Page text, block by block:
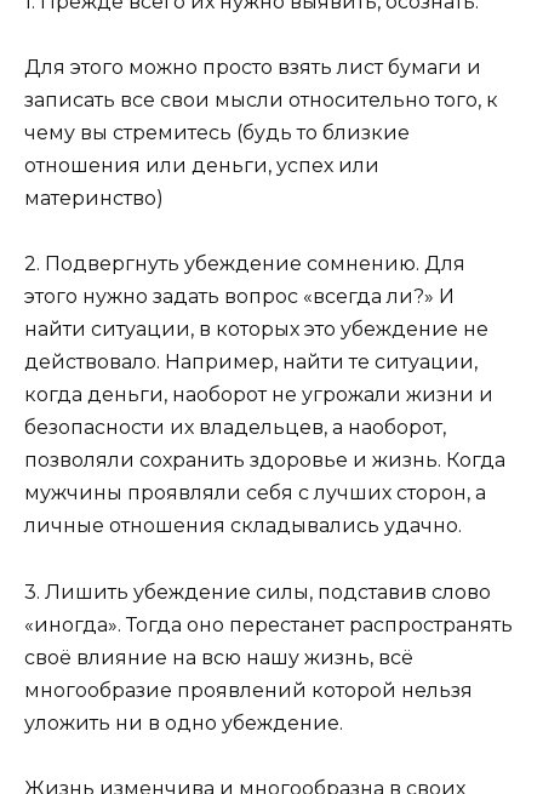
Для этого можно просто взять лист бумаги и
записать все свои мысли относительно того, к
чему вы стремитесь (будь то близкие
отношения или деньги, успех или
материнство)
2. Подвергнуть убеждение сомнению. Для
этого нужно задать вопрос «всегда ли?» И
найти ситуации, в которых это убеждение не
действовало. Например, найти те ситуации,
когда деньги, наоборот не угрожали жизни и
безопасности их владельцев, а наоборот,
позволяли сохранить здоровье и жизнь. Когда
мужчины проявляли себя с лучших сторон, а
личные отношения складывались удачно.
3. Лишить убеждение силы, подставив слово
«иногда». Тогда оно перестанет распространять
своё влияние на всю нашу жизнь, всё
многообразие проявлений которой нельзя
уложить ни в одно убеждение.
Жизнь изменчива и многообразна в своих